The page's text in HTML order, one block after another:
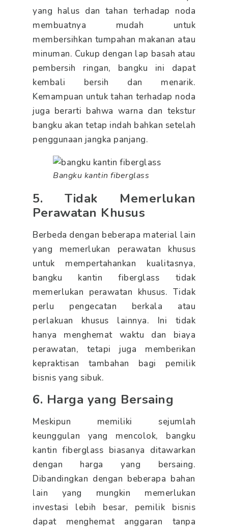
yang halus dan tahan terhadap noda
membuatnya mudah untuk
membersihkan tumpahan makanan atau
minuman. Cukup dengan lap basah atau
pembersih ringan, bangku ini dapat
kembali bersih dan menarik.
Kemampuan untuk tahan terhadap noda
juga berarti bahwa warna dan tekstur
bangku akan tetap indah bahkan setelah
penggunaan jangka panjang.
Bangku kantin fiberglass
5. Tidak Memerlukan
Perawatan Khusus
Berbeda dengan beberapa material lain
yang memerlukan perawatan khusus
untuk mempertahankan kualitasnya,
bangku kantin fiberglass tidak
memerlukan perawatan khusus. Tidak
perlu pengecatan berkala atau
perlakuan khusus lainnya. Ini tidak
hanya menghemat waktu dan biaya
perawatan, tetapi juga memberikan
kepraktisan tambahan bagi pemilik
bisnis yang sibuk.
6. Harga yang Bersaing
Meskipun memiliki sejumlah
keunggulan yang mencolok, bangku
kantin fiberglass biasanya ditawarkan
dengan harga yang bersaing.
Dibandingkan dengan beberapa bahan
lain yang mungkin memerlukan
investasi lebih besar, pemilik bisnis
dapat menghemat anggaran tanpa